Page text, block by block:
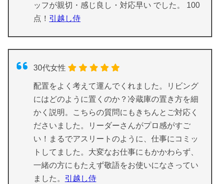
ッフが親切・感じ良し・対応早い でした。 100
点！ 引越し侍
30代女性
配置をよく考えて運んでくれました。リビング
にはどのように置くのか？冷蔵庫の置き方を細
かく説明。こちらの質問にもきちんとご対応く
ださいました。リーダーさんがプロ感がすご
い！まるでアスリートのように、仕事にコミッ
トしてました。大変なお仕事にもかかわらず、
一緒の方にもたえず敬語をお使いになさってい
ました。 引越し侍